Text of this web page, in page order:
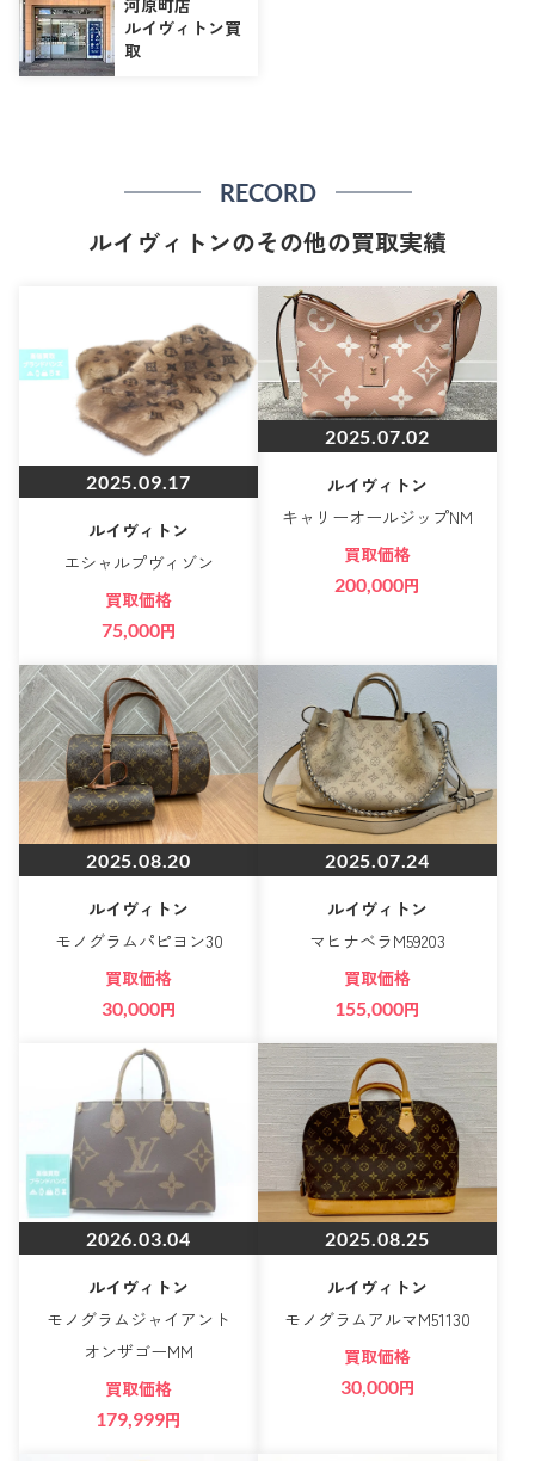
河原町店
ルイヴィトン買
取
RECORD
ルイヴィトンのその他の買取実績
2025.09.17
ルイヴィトン
エシャルプヴィゾン
買取価格
75,000円
2025.07.02
ルイヴィトン
キャリーオールジップNM
買取価格
200,000円
2025.08.20
ルイヴィトン
モノグラムパピヨン30
買取価格
30,000円
2025.07.24
ルイヴィトン
マヒナベラM59203
買取価格
155,000円
2026.03.04
ルイヴィトン
モノグラムジャイアント
オンザゴーMM
買取価格
179,999円
2025.08.25
ルイヴィトン
モノグラムアルマM51130
買取価格
30,000円